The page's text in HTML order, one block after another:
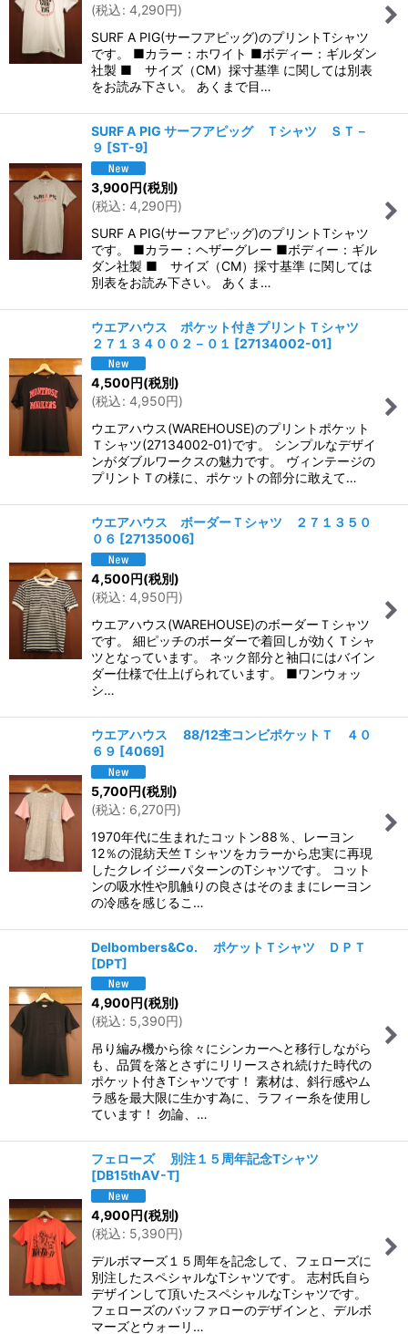
(税込: 4,290円)
SURF A PIG(サーフアピッグ)のプリントTシャツ
です。 ■カラー：ホワイト ■ボディー：ギルダン
社製 ■ サイズ（CM）採寸基準 に関しては別表
をお読み下さい。 あくまで目…
SURF A PIG サーフアピッグ Ｔシャツ ＳＴ－
９ [ST-9]
3,900円(税別)
(税込: 4,290円)
SURF A PIG(サーフアピッグ)のプリントTシャツ
です。 ■カラー：ヘザーグレー ■ボディー：ギル
ダン社製 ■ サイズ（CM）採寸基準 に関しては
別表をお読み下さい。 あくま…
ウエアハウス ポケット付きプリントＴシャツ
２７１３４００２－０１ [27134002-01]
4,500円(税別)
(税込: 4,950円)
ウエアハウス(WAREHOUSE)のプリントポケット
Ｔシャツ(27134002-01)です。 シンプルなデザイ
ンがダブルワークスの魅力です。 ヴィンテージの
プリントＴの様に、ポケットの部分に敢えて…
ウエアハウス ボーダーＴシャツ ２７１３５０
０６ [27135006]
4,500円(税別)
(税込: 4,950円)
ウエアハウス(WAREHOUSE)のボーダーＴシャツ
です。 細ピッチのボーダーで着回しが効くＴシャ
ツとなっています。 ネック部分と袖口にはバイン
ダー仕様で仕上げられています。 ■ワンウォッ
シ…
ウエアハウス 88/12杢コンビポケットＴ ４０
６９ [4069]
5,700円(税別)
(税込: 6,270円)
1970年代に生まれたコットン88％、レーヨン
12％の混紡天竺Ｔシャツをカラーから忠実に再現
したクレイジーパターンのTシャツです。 コット
ンの吸水性や肌触りの良さはそのままにレーヨン
の冷感を感じるこ…
Delbombers&Co. ポケットＴシャツ ＤＰＴ
[DPT]
4,900円(税別)
(税込: 5,390円)
吊り編み機から徐々にシンカーへと移行しながら
も、品質を落とさずにリリースされ続けた時代の
ポケット付きTシャツです！ 素材は、斜行感やム
ラ感を最大限に生かす為に、ラフィー糸を使用し
ています！ 勿論、…
フェローズ 別注１５周年記念Tシャツ
[DB15thAV-T]
4,900円(税別)
(税込: 5,390円)
デルボマーズ１５周年を記念して、フェローズに
別注したスペシャルなTシャツです。 志村氏自ら
デザインして頂いたスペシャルなTシャツです。
フェローズのバッファローのデザインと、デルボ
マーズとウォーリ…